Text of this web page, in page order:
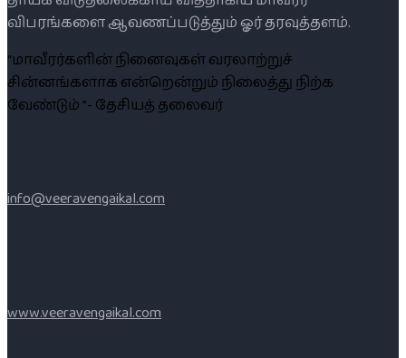
விபரங்களை ஆவணப்படுத்தும் ஓர் தரவுத்தளம்.
“மாவீரர்களின் நினைவுகள் வரலாற்றுச்
சின்னங்களாக என்றென்றும் நிலைத்து நிற்க
வேண்டும் ”- தேசியத் தலைவர்
info@veeravengaikal.com
www.veeravengaikal.com